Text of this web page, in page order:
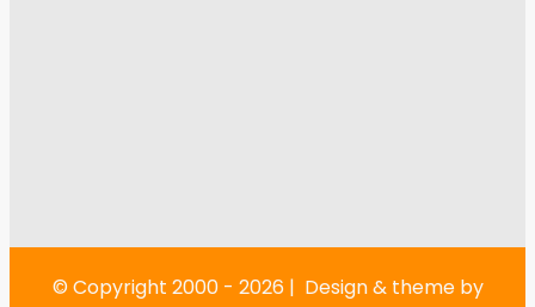
© Copyright 2000 - 2026 | Design & theme by